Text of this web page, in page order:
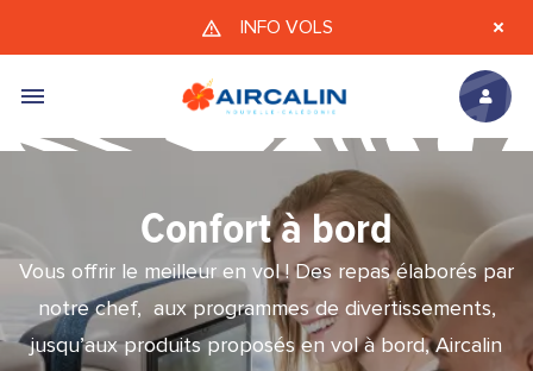
Aller au contenu principal
INFO VOLS
Confort à bord
Vous offrir le meilleur en vol ! Des repas élaborés par
notre chef, aux programmes de divertissements,
jusqu’aux produits proposés en vol à bord, Aircalin